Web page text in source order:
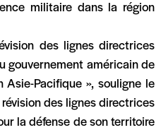
militaire dans la région
des lignes directrices
gouvernement américain de
Asie-Pacifique », souligne le
des lignes directrices
la défense de son territoire